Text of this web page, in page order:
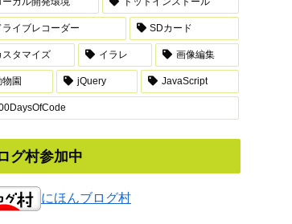
ライブレコーダー SDカード
スタマイズ イラレ 画像編集
物園 jQuery JavaScript
グ村参加中
にほんブログ村